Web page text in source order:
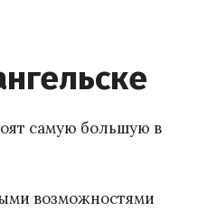
самую большую в
возможностями